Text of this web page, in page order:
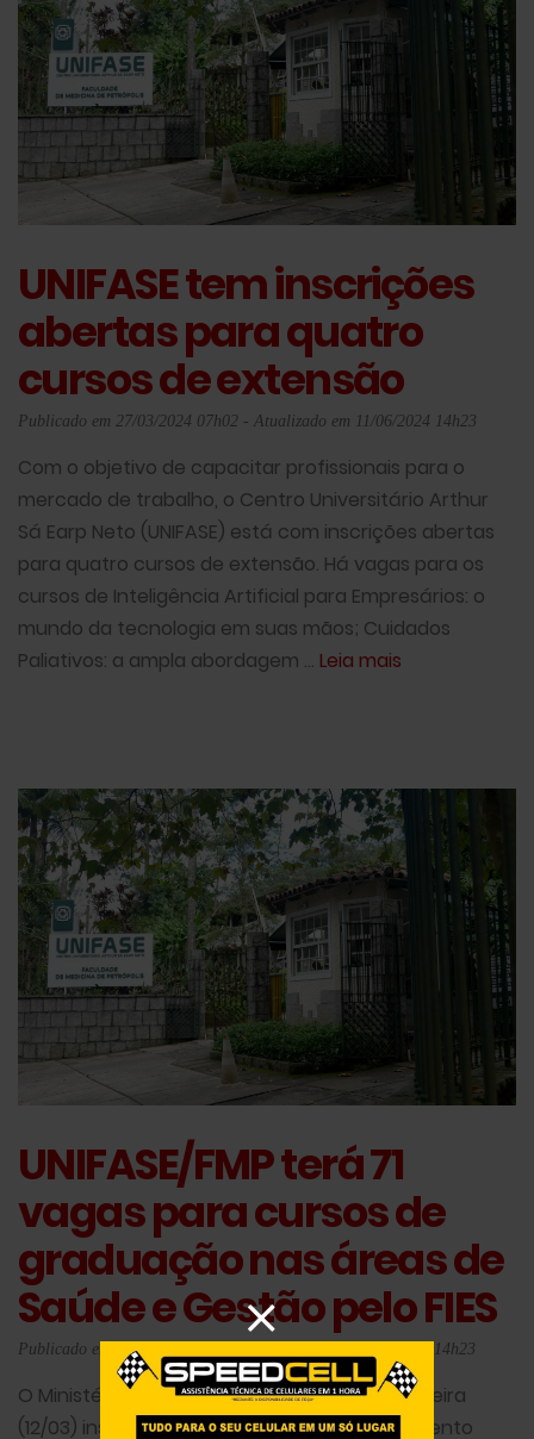
UNIFASE tem inscrições
abertas para quatro
cursos de extensão
Publicado em 27/03/2024 07h02 - Atualizado em 11/06/2024 14h23
Com o objetivo de capacitar profissionais para o
mercado de trabalho, o Centro Universitário Arthur
Sá Earp Neto (UNIFASE) está com inscrições abertas
para quatro cursos de extensão. Há vagas para os
cursos de Inteligência Artificial para Empresários: o
mundo da tecnologia em suas mãos; Cuidados
Paliativos: a ampla abordagem ... Leia mais
UNIFASE/FMP terá 71
vagas para cursos de
graduação nas áreas de
Saúde e Gestão pelo FIES
Publicado em 11/03/2024 18h32 - Atualizado em 11/06/2024 14h23
O Ministério da Educação abre nesta terça-feira
(12/03) inscrições para o Fundo de Financiamento